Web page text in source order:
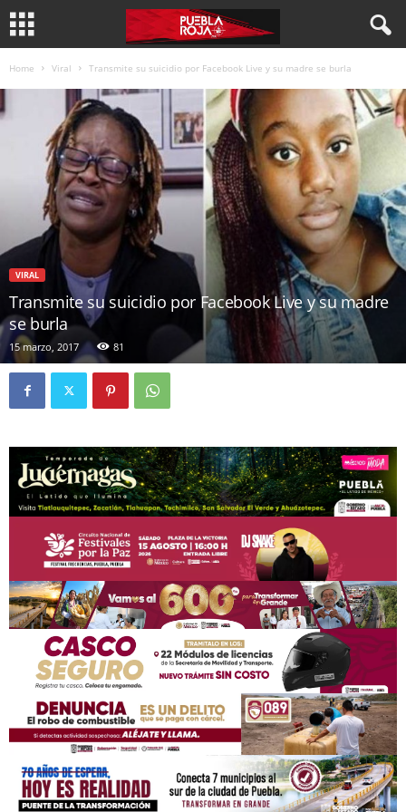
Home Viral Transmite su suicidio por Facebook Live y su madre se burla
VIRAL
Transmite su suicidio por Facebook Live y su madre
se burla
15 marzo, 2017 81